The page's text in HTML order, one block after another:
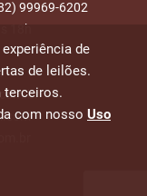
99969-6202
18h
de
de leilões.
terceiros.
com nosso Uso